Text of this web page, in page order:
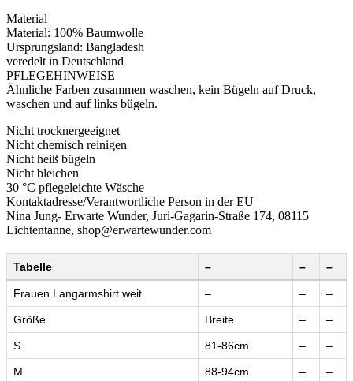
Material
Material: 100% Baumwolle
Ursprungsland: Bangladesh
veredelt in Deutschland
PFLEGEHINWEISE
Ähnliche Farben zusammen waschen, kein Bügeln auf Druck,
waschen und auf links bügeln.
Nicht trocknergeeignet
Nicht chemisch reinigen
Nicht heiß bügeln
Nicht bleichen
30 °C pflegeleichte Wäsche
Kontaktadresse/Verantwortliche Person in der EU
Nina Jung- Erwarte Wunder, Juri-Gagarin-Straße 174, 08115
Lichtentanne, shop@erwartewunder.com
Tabelle – – –
Frauen Langarmshirt weit – – –
Größe Breite – –
S 81-86cm – –
M 88-94cm – –